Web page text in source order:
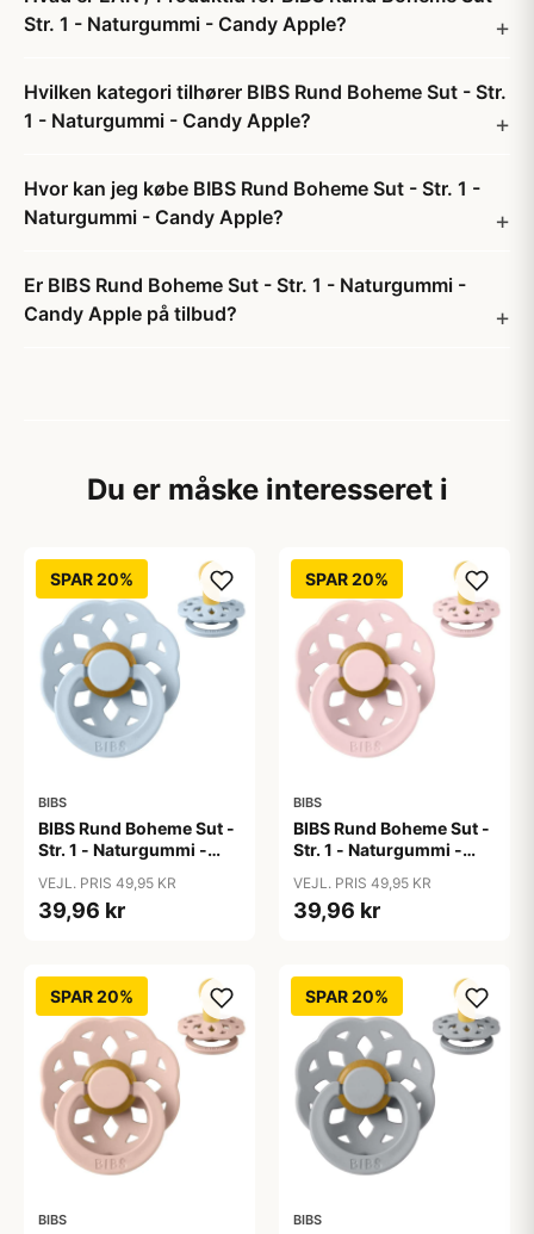
Str. 1 - Naturgummi - Candy Apple?
Hvilken kategori tilhører BIBS Rund Boheme Sut - Str.
1 - Naturgummi - Candy Apple?
Hvor kan jeg købe BIBS Rund Boheme Sut - Str. 1 -
Naturgummi - Candy Apple?
Er BIBS Rund Boheme Sut - Str. 1 - Naturgummi -
Candy Apple på tilbud?
Du er måske interesseret i
SPAR 20%
BIBS
BIBS Rund Boheme Sut -
Str. 1 - Naturgummi -
VEJL. PRIS 49,95 KR
39,96 kr
SPAR 20%
BIBS
BIBS Rund Boheme Sut -
Str. 1 - Naturgummi -
VEJL. PRIS 49,95 KR
39,96 kr
SPAR 20%
BIBS
SPAR 20%
BIBS